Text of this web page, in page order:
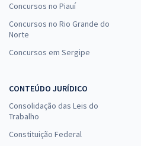
Concursos no Piauí
Concursos no Rio Grande do
Norte
Concursos em Sergipe
CONTEÚDO JURÍDICO
Consolidação das Leis do
Trabalho
Constituição Federal